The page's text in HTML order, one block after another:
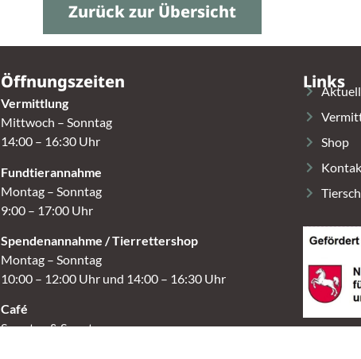
Zurück zur Übersicht
Öffnungszeiten
Vermittlung
Mittwoch – Sonntag
14:00 – 16:30 Uhr
Fundtierannahme
Montag – Sonntag
9:00 – 17:00 Uhr
Spendenannahme / Tierrettershop
Montag – Sonntag
10:00 – 12:00 Uhr und 14:00 – 16:30 Uhr
Café
Samstag & Sonntag
Links
Shop